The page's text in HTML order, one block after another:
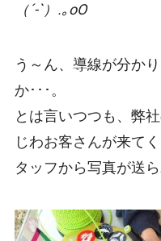
（´-`）.｡oO
う～ん、導線が分か
か･･･。
とは言いつつも、弊
じわお客さんが来て
タッフから写真が送